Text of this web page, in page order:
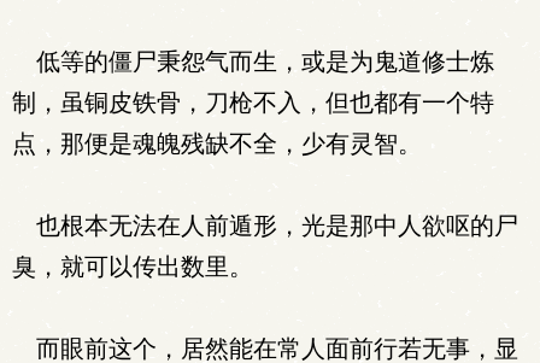
低等的僵尸秉怨气而生，或是为鬼道修士炼
制，虽铜皮铁骨，刀枪不入，但也都有一个特
点，那便是魂魄残缺不全，少有灵智。
也根本无法在人前遁形，光是那中人欲呕的尸
臭，就可以传出数里。
而眼前这个，居然能在常人面前行若无事，显